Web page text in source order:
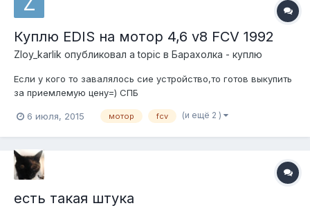
Куплю EDIS на мотор 4,6 v8 FCV 1992
Zloy_karlik опубликовал a topic в Барахолка - куплю
Если у кого то завалялось сие устройство,то готов выкупить
за приемлемую цену=) СПБ
6 июля, 2015 мотор fcv (и ещё 2 )
есть такая штука